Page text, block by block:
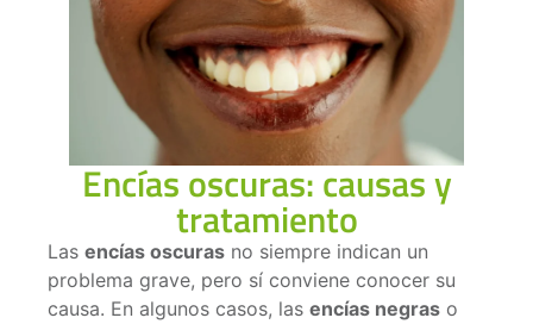
Encías oscuras: causas y
tratamiento
Las encías oscuras no siempre indican un
problema grave, pero sí conviene conocer su
causa. En algunos casos, las encías negras o